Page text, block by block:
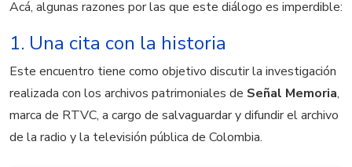
Acá, algunas razones por las que este diálogo es imperdible:
1. Una cita con la historia
Este encuentro tiene como objetivo discutir la investigación
realizada con los archivos patrimoniales de Señal Memoria,
marca de RTVC, a cargo de salvaguardar y difundir el archivo
de la radio y la televisión pública de Colombia.